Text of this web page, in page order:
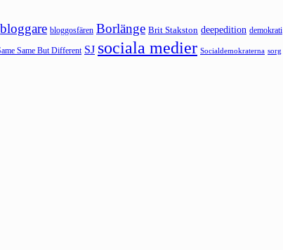
bloggare bloggosfären Borlänge Brit Stakston deepedition demokrati
Same But Different SJ sociala medier Socialdemokraterna sorg